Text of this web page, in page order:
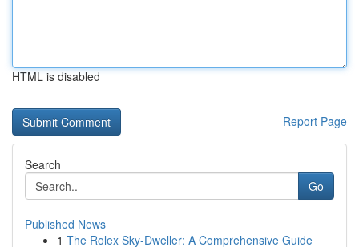
HTML is disabled
Report Page
Search
Go
Published News
1 The Rolex Sky-Dweller: A Comprehensive Guide